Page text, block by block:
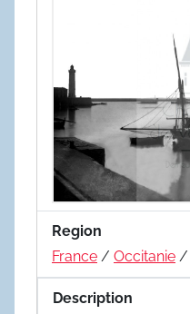
Region
France / Occitanie /
Description